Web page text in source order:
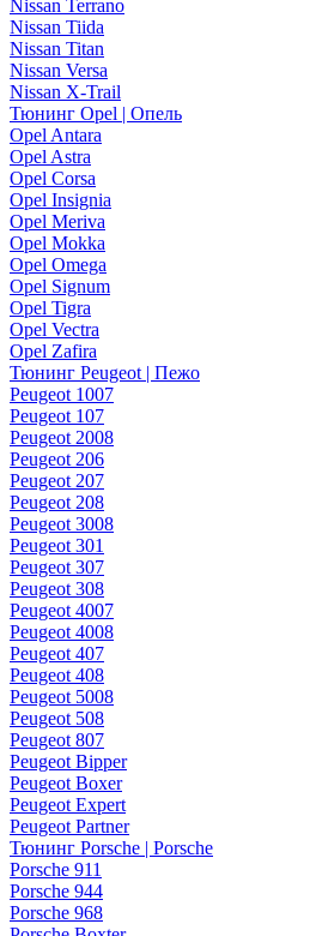
Nissan Terrano
Nissan Tiida
Nissan Titan
Nissan Versa
Nissan X-Trail
Тюнинг Opel | Опель
Opel Antara
Opel Astra
Opel Corsa
Opel Insignia
Opel Meriva
Opel Mokka
Opel Omega
Opel Signum
Opel Tigra
Opel Vectra
Opel Zafira
Тюнинг Peugeot | Пежо
Peugeot 1007
Peugeot 107
Peugeot 2008
Peugeot 206
Peugeot 207
Peugeot 208
Peugeot 3008
Peugeot 301
Peugeot 307
Peugeot 308
Peugeot 4007
Peugeot 4008
Peugeot 407
Peugeot 408
Peugeot 5008
Peugeot 508
Peugeot 807
Peugeot Bipper
Peugeot Boxer
Peugeot Expert
Peugeot Partner
Тюнинг Porsche | Porsche
Porsche 911
Porsche 944
Porsche 968